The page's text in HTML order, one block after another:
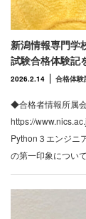
新潟情報専門学
試験合格体験記
2026.2.14 合格体験
◆合格者情報所属
https://
Python３エンジニ
の第一印象につい